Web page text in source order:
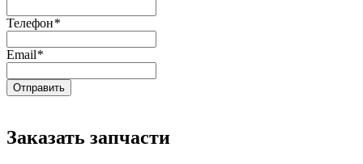
Телефон*
Email*
Заказать запчасти